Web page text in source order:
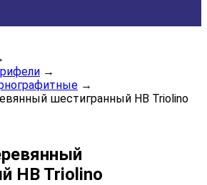
→
→
шестигранный НB Triolino
НB Triolino